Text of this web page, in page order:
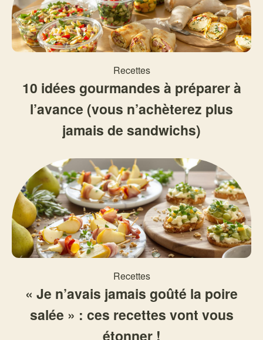
Recettes
10 idées gourmandes à préparer à
l’avance (vous n’achèterez plus
jamais de sandwichs)
Recettes
« Je n’avais jamais goûté la poire
salée » : ces recettes vont vous
étonner !